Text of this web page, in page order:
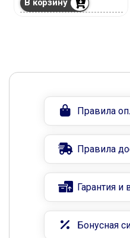
В корзину
Правила
Правила
Гарантия и
Бонусная